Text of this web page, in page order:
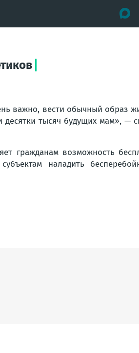
важно, вести обычный образ
тысяч будущих мам», —
гражданам возможность
наладить